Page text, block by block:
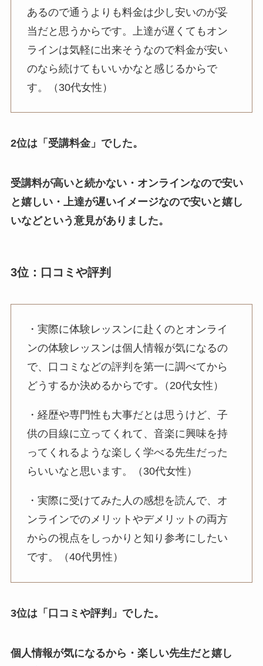
あるので通うよりも料金は少し安いのが妥
当だと思うからです。上達が遅くてもオン
ラインは気軽に出来そうなので料金が安い
のなら続けてもいいかなと感じるからで
す。（30代女性）
2位は「受講料金」でした。
受講料が高いと続かない・オンラインなので安い
と嬉しい・上達が遅いイメージなので安いと嬉し
いなどという意見がありました。
3位：口コミや評判
・実際に体験レッスンに赴くのとオンライ
ンの体験レッスンは個人情報が気になるの
で、口コミなどの評判を第一に調べてから
どうするか決めるからです｡（20代女性）
・経歴や専門性も大事だとは思うけど、子
供の目線に立ってくれて、音楽に興味を持
ってくれるような楽しく学べる先生だった
らいいなと思います。（30代女性）
・実際に受けてみた人の感想を読んで、オ
ンラインでのメリットやデメリットの両方
からの視点をしっかりと知り参考にしたい
です。（40代男性）
3位は「口コミや評判」でした。
個人情報が気になるから・楽しい先生だと嬉し